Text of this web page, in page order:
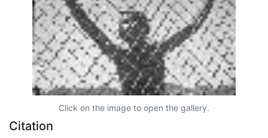
Click on the image to open the gallery.
Citation